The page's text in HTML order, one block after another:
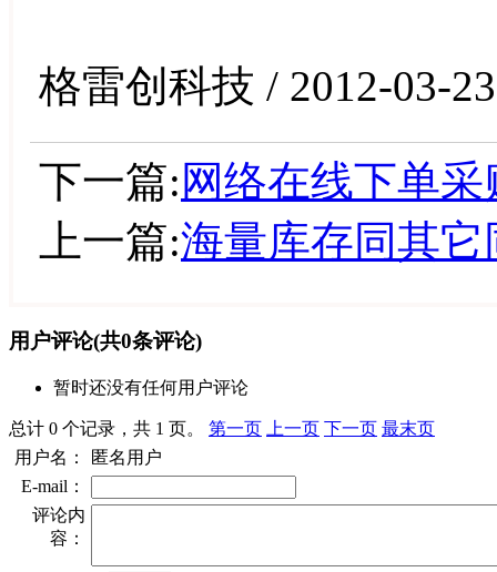
格雷创科技 / 2012-03-23
下一篇: 网络在线下单
上一篇:海量库存同其
用户评论(共0条评论)
暂时还没有任何用户评论
总计 0 个记录，共 1 页。 第一页 上一页 下一页 最末页
用户名：
匿名用户
E-mail：
评论内
容：